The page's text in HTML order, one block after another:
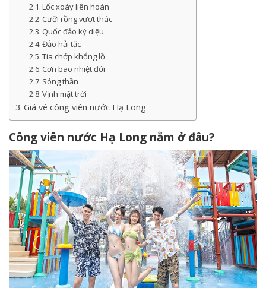
Lốc xoáy liên hoàn
Cưỡi rồng vượt thác
Quốc đảo kỳ diệu
Đảo hải tặc
Tia chớp khổng lồ
Cơn bão nhiệt đới
Sóng thần
Vịnh mặt trời
Giá vé công viên nước Hạ Long
Công viên nước Hạ Long nằm ở đâu?